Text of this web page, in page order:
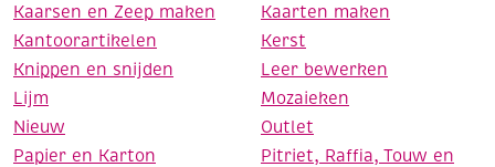
Kaarsen en Zeep maken
Kaarten maken
Kantoorartikelen
Kerst
Knippen en snijden
Leer bewerken
Lijm
Mozaieken
Nieuw
Outlet
Papier en Karton
Pitriet, Raffia, Touw en